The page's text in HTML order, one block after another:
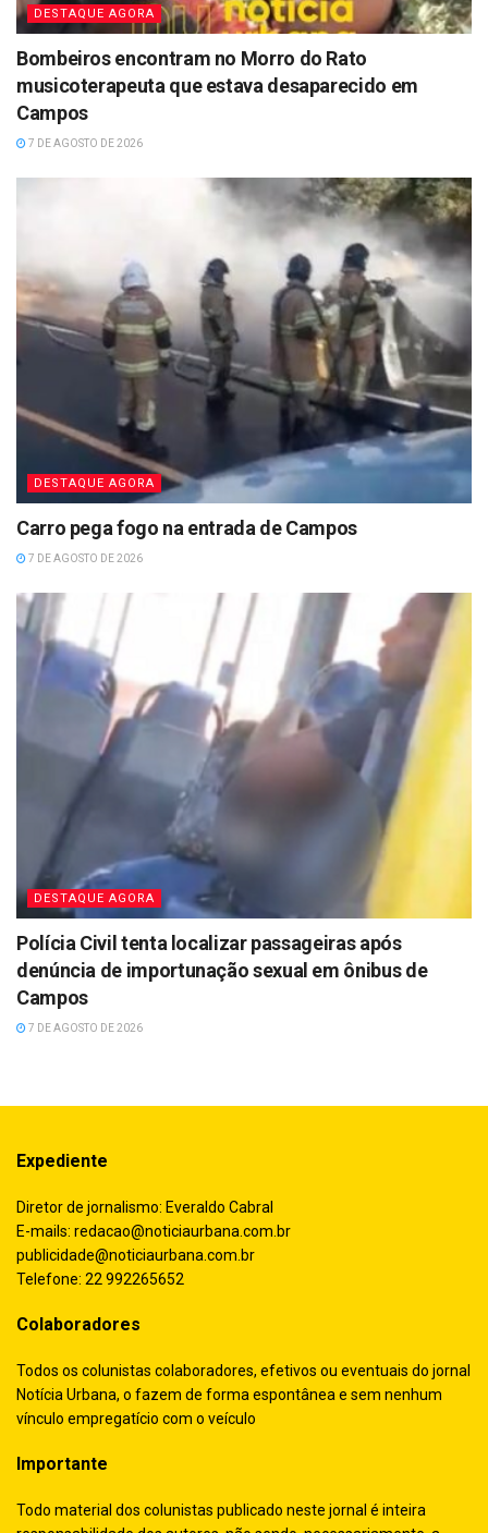
DESTAQUE AGORA
Bombeiros encontram no Morro do Rato
musicoterapeuta que estava desaparecido em
Campos
7 DE AGOSTO DE 2026
DESTAQUE AGORA
Carro pega fogo na entrada de Campos
7 DE AGOSTO DE 2026
DESTAQUE AGORA
Polícia Civil tenta localizar passageiras após
denúncia de importunação sexual em ônibus de
Campos
7 DE AGOSTO DE 2026
Expediente
Diretor de jornalismo: Everaldo Cabral
E-mails: redacao@noticiaurbana.com.br
publicidade@noticiaurbana.com.br
Telefone: 22 992265652
Colaboradores
Todos os colunistas colaboradores, efetivos ou eventuais do jornal
Notícia Urbana, o fazem de forma espontânea e sem nenhum
vínculo empregatício com o veículo
Importante
Todo material dos colunistas publicado neste jornal é inteira